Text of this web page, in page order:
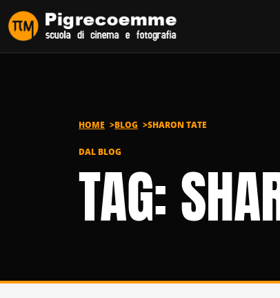
Vai al contenuto
HOME BLOG SHARON TATE
DAL BLOG
TAG: